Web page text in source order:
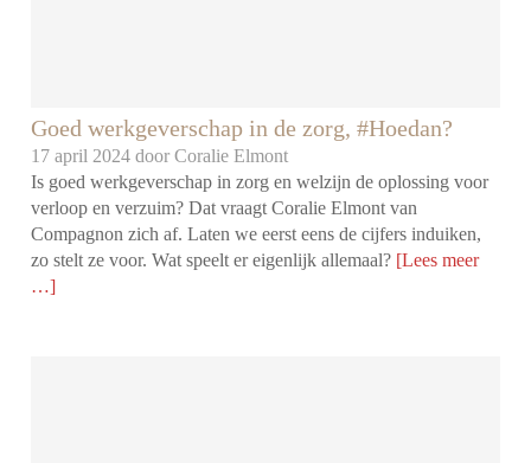
Goed werkgeverschap in de zorg, #Hoedan?
17 april 2024 doorCoralie Elmont
Is goed werkgeverschap in zorg en welzijn de oplossing voor
verloop en verzuim? Dat vraagt Coralie Elmont van
Compagnon zich af. Laten we eerst eens de cijfers induiken,
zo stelt ze voor. Wat speelt er eigenlijk allemaal? [Lees meer
…]